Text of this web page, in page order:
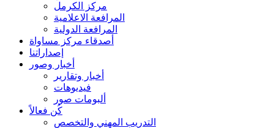
مركز الكرمل
المرافعة الاعلامية
المرافعة الدولية
أصدقاء مركز مساواة
إصداراتنا
أخبار وصور
أخبار وتقارير
فيديوهات
ألبومات صور
كُن فعالاً
التدريب المهني والتخصص